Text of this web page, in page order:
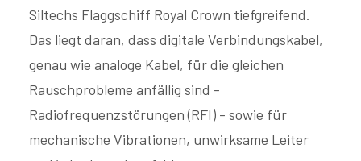
Siltechs Flaggschiff Royal Crown tiefgreifend.
Das liegt daran, dass digitale Verbindungskabel,
genau wie analoge Kabel, für die gleichen
Rauschprobleme anfällig sind -
Radiofrequenzstörungen (RFI) - sowie für
mechanische Vibrationen, unwirksame Leiter